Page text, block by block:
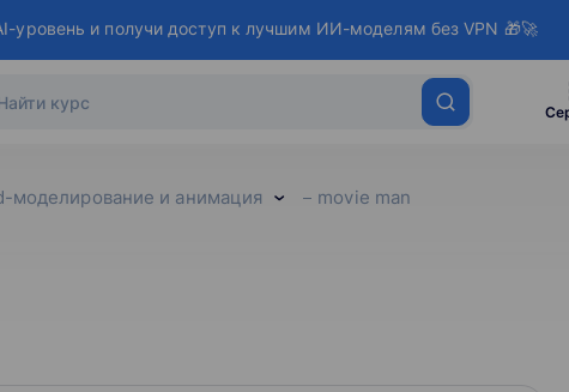
уровень и получи доступ к лучшим ИИ-моделям без VPN 🎁🚀
моделирование и анимация movie man